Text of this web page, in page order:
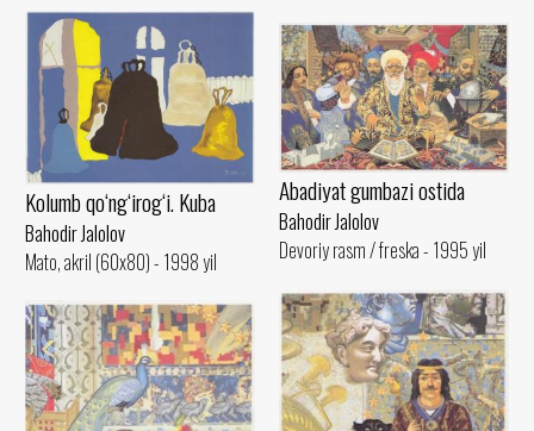
Kolumb qo‘ng‘irog‘i. Kuba
Bahodir Jalolov
Mato, akril (60x80) - 1998 yil
Abadiyat gumbazi ostida
Bahodir Jalolov
Devoriy rasm / freska - 1995 yil